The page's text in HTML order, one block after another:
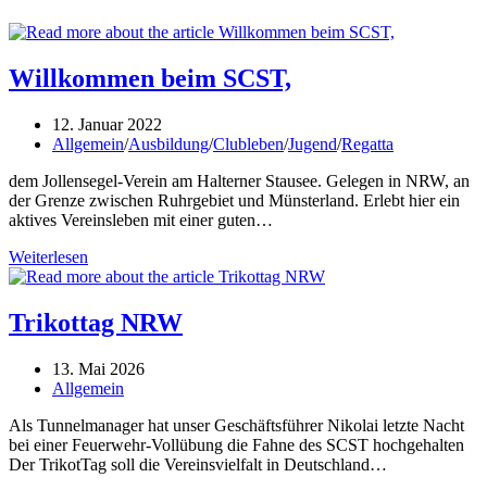
Willkommen beim SCST,
Beitrag
veröffentlicht:
12. Januar 2022
Beitrags-
Allgemein/Ausbildung/Clubleben/Jugend/Regatta
dem Jollensegel-Verein am Halterner Stausee. Gelegen in NRW, an
der Grenze zwischen Ruhrgebiet und Münsterland. Erlebt hier ein
aktives Vereinsleben mit einer guten…
Weiterlesen
beim
Trikottag NRW
Beitrag
veröffentlicht:
13. Mai 2026
Beitrags-
Allgemein
Als Tunnelmanager hat unser Geschäftsführer Nikolai letzte Nacht
bei einer Feuerwehr-Vollübung die Fahne des SCST hochgehalten
Der TrikotTag soll die Vereinsvielfalt in Deutschland…